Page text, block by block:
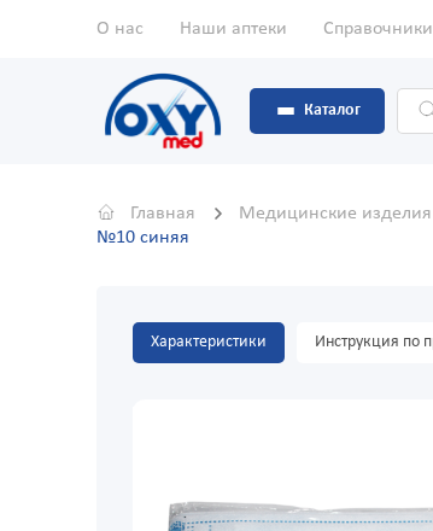
О нас Наши аптеки Справочники
Каталог
Главная Медицинские изделия
№10 синяя
Характеристики Инструкция по